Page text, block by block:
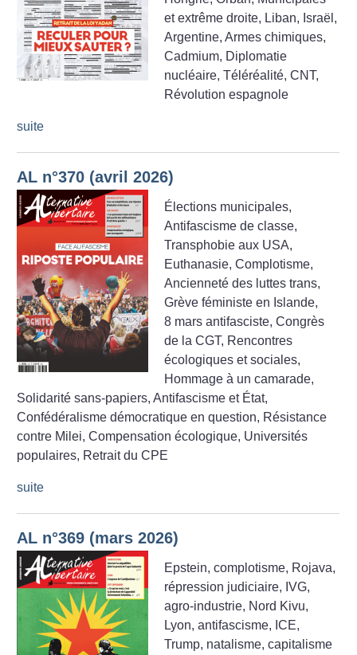
et extrême droite, Liban, Israël,
Argentine, Armes chimiques,
Cadmium, Diplomatie
nucléaire, Téléréalité, CNT,
Révolution espagnole
suite
AL n°370 (avril 2026)
Élections municipales,
Antifascisme de classe,
Transphobie aux USA,
Euthanasie, Complotisme,
Ancienneté des luttes trans,
Grève féministe en Islande,
8 mars antifasciste, Congrès
de la CGT, Rencontres
écologiques et sociales,
Hommage à un camarade,
Solidarité sans-papiers, Antifascisme et État,
Confédéralisme démocratique en question, Résistance
contre Milei, Compensation écologique, Universités
populaires, Retrait du CPE
suite
AL n°369 (mars 2026)
Epstein, complotisme, Rojava,
répression judiciaire, IVG,
agro-industrie, Nord Kivu,
Lyon, antifascisme, ICE,
Trump, natalisme, capitalisme